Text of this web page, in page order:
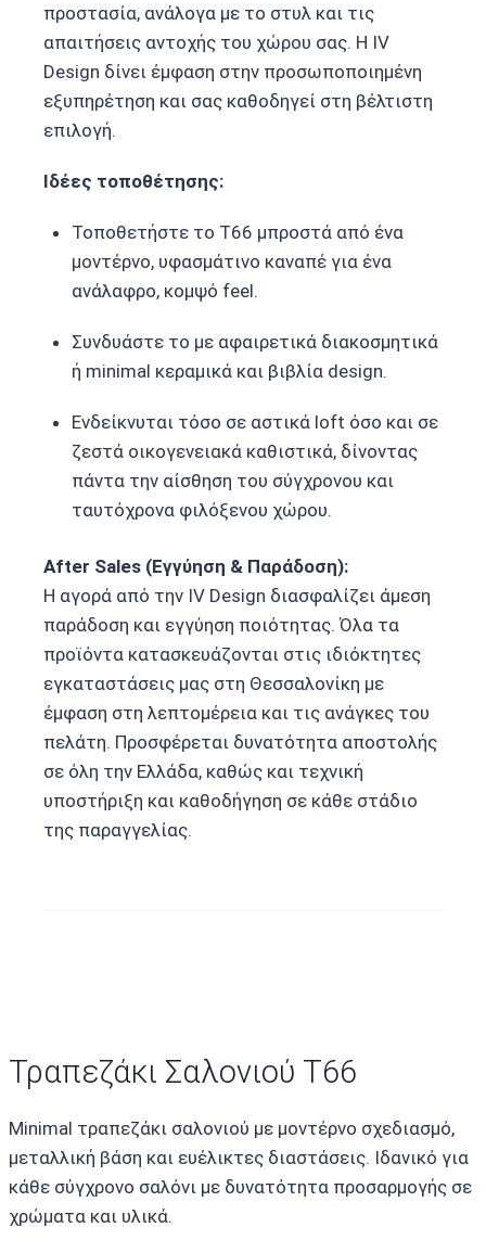
προστασία, ανάλογα με το στυλ και τις
απαιτήσεις αντοχής του χώρου σας. Η IV
Design δίνει έμφαση στην προσωποποιημένη
εξυπηρέτηση και σας καθοδηγεί στη βέλτιστη
επιλογή.
Ιδέες τοποθέτησης:
Τοποθετήστε το T66 μπροστά από ένα
μοντέρνο, υφασμάτινο καναπέ για ένα
ανάλαφρο, κομψό feel.
Συνδυάστε το με αφαιρετικά διακοσμητικά
ή minimal κεραμικά και βιβλία design.
Ενδείκνυται τόσο σε αστικά loft όσο και σε
ζεστά οικογενειακά καθιστικά, δίνοντας
πάντα την αίσθηση του σύγχρονου και
ταυτόχρονα φιλόξενου χώρου.
After Sales (Εγγύηση & Παράδοση):
Η αγορά από την IV Design διασφαλίζει άμεση
παράδοση και εγγύηση ποιότητας. Όλα τα
προϊόντα κατασκευάζονται στις ιδιόκτητες
εγκαταστάσεις μας στη Θεσσαλονίκη με
έμφαση στη λεπτομέρεια και τις ανάγκες του
πελάτη. Προσφέρεται δυνατότητα αποστολής
σε όλη την Ελλάδα, καθώς και τεχνική
υποστήριξη και καθοδήγηση σε κάθε στάδιο
της παραγγελίας.
Τραπεζάκι Σαλονιού T66
Minimal τραπεζάκι σαλονιού με μοντέρνο σχεδιασμό,
μεταλλική βάση και ευέλικτες διαστάσεις. Ιδανικό για
κάθε σύγχρονο σαλόνι με δυνατότητα προσαρμογής σε
χρώματα και υλικά.